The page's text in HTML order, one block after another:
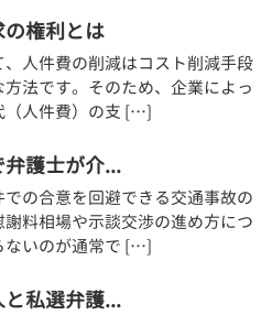
権利とは
、人件費の削減はコスト削減手段
方法です。そのため、企業によっ
（人件費）の支 […]
護士が介...
の合意を回避できる交通事故の
謝料相場や示談交渉の進め方につ
ないのが通常で […]
私選弁護...